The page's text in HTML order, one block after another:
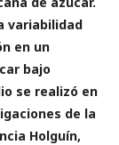
variabilidad
en un
bajo
se realizó en
de la
Holguín,